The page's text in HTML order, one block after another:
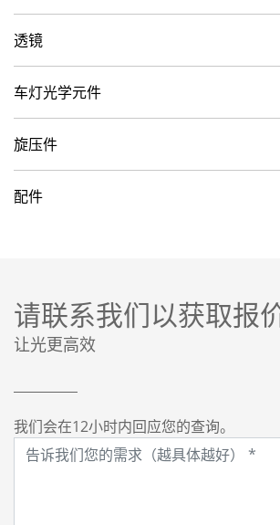
透镜
车灯光学元件
旋压件
配件
请联系我们以获取报价
让光更高效
我们会在12小时内回应您的查询。